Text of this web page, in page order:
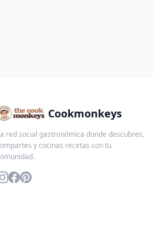
Cookmonkeys
red social gastronómica donde descubres,
y cocinas recetas con tu